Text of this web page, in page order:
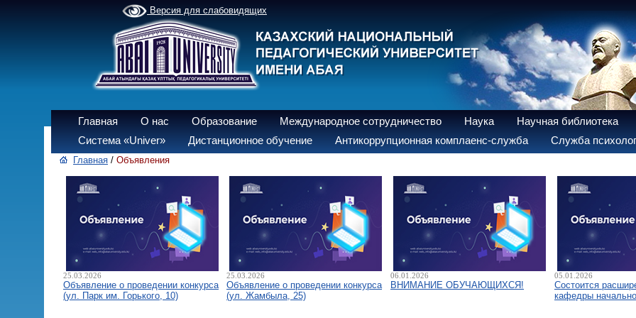
Версия для слабовидящих
Главная О нас Образование Международное сотрудничество Наука
Научная библиотека
Система «Univer»
Дистанционное обучение Антикоррупционная комплаенс-служба Служба
Главная / Объявления
25.03.2026
Объявление о проведении конкурса
(ул. Парк им. Горького, 10)
25.03.2026
Объявление о проведении конкурса
(ул. Жамбыла, 25)
06.01.2026
ВНИМАНИЕ ОБУЧАЮЩИХСЯ!
05.01.2026
Состоится
кафедры